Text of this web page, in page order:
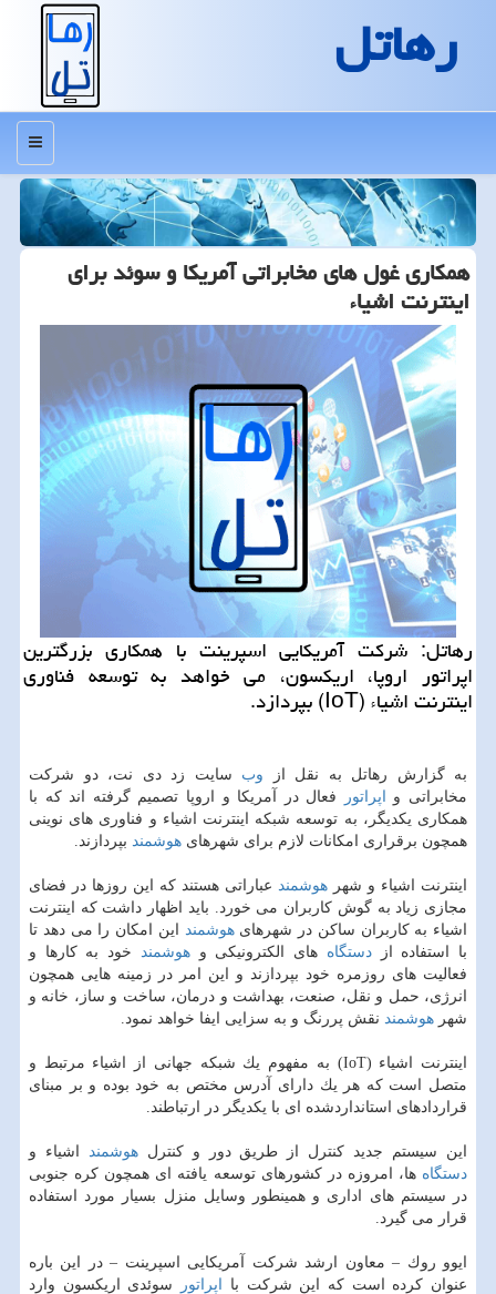
رهاتل
منو
همكاری غول های مخابراتی آمریكا و سوئد برای
اینترنت اشیاء
رهاتل: شركت آمریكایی اسپرینت با همكاری بزرگترین
اپراتور اروپا، اریكسون، می خواهد به توسعه فناوری
اینترنت اشیاء (IoT) بپردازد.
به گزارش رهاتل به نقل از وب سایت زد دی نت، دو شركت
مخابراتی و اپراتور
فعال در آمریكا و اروپا تصمیم گرفته اند كه با
همكاری یكدیگر، به توسعه شبكه اینترنت اشیاء و فناوری های نوینی
همچون برقراری امكانات لازم برای شهرهای هوشمند بپردازند.
اینترنت اشیاء و شهر هوشمند عباراتی هستند كه این روزها در فضای
مجازی زیاد به گوش كاربران می خورد. باید اظهار داشت كه اینترنت
اشیاء به كاربران ساكن در شهرهایهوشمند این امكان را می دهد تا
با استفاده ازدستگاه های الكترونیكی وهوشمند
خود به كارها و
فعالیت های روزمره خود بپردازند و این امر در زمینه هایی همچون
انرژی، حمل و نقل، صنعت، بهداشت و درمان، ساخت و ساز، خانه و
شهر هوشمند نقش پررنگ و به سزایی ایفا خواهد نمود.
اینترنت اشیاء (IoT) به مفهوم یك شبكه جهانی از اشیاء مرتبط و
متصل است كه هر یك دارای آدرس مختص به خود بوده و بر مبنای
قراردادهای استانداردشده ای با یكدیگر در ارتباطند.
این سیستم جدید كنترل از طریق دور و كنترلهوشمند
اشیاء و
دستگاه ها، امروزه در كشورهای توسعه یافته ای همچون كره جنوبی
در سیستم های اداری و همینطور وسایل منزل بسیار مورد استفاده
قرار می گیرد.
ایوو روك – معاون ارشد شركت آمریكایی اسپرینت – در این باره
عنوان كرده است كه این شركت با اپراتور
سوئدی اریكسون وارد